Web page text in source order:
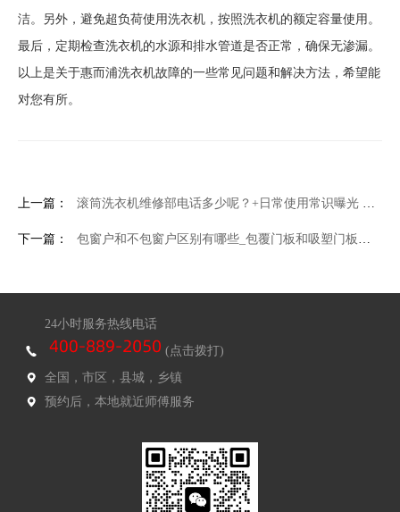
洁。另外，避免超负荷使用洗衣机，按照洗衣机的额定容量使用。
最后，定期检查洗衣机的水源和排水管道是否正常，确保无渗漏。
以上是关于惠而浦洗衣机故障的一些常见问题和解决方法，希望能
对您有所。
上一篇： 滚筒洗衣机维修部电话多少呢？+日常使用常识曝光 洗衣机最怕啥
下一篇： 包窗户和不包窗户区别有哪些_包覆门板和吸塑门板有什么区别
24小时服务热线电话
(点击拨打)
全国，市区，县城，乡镇
预约后，本地就近师傅服务